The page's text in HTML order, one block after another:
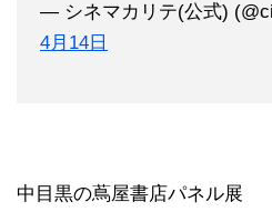
— シネマカリテ(公式)
4月14日
中目黒の蔦屋書店パネル展